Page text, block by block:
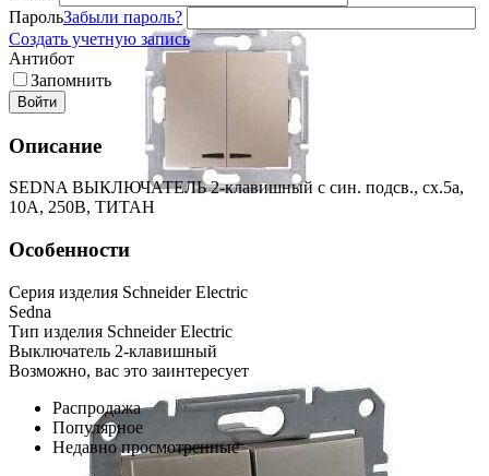
ПарольЗабыли пароль?
Создать учетную запись
Антибот
Запомнить
Войти
Описание
SEDNA ВЫКЛЮЧАТЕЛЬ 2-клавишный с син. подсв., сх.5а,
10А, 250В, ТИТАН
Особенности
Серия изделия Schneider Electric
Sedna
Тип изделия Schneider Electric
Выключатель 2-клавишный
Возможно, вас это заинтересует
Распродажа
Популярное
Недавно просмотренные